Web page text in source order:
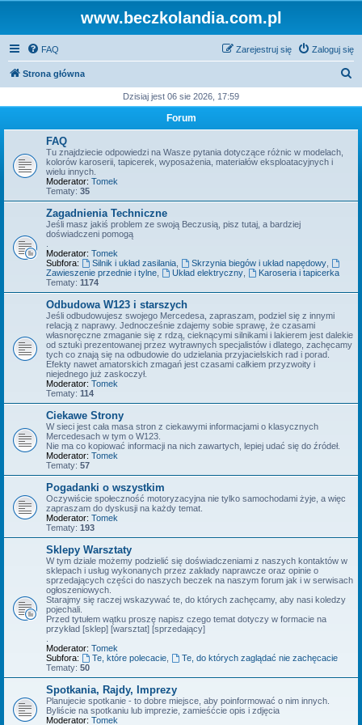
www.beczkolandia.com.pl
FAQ Zaloguj się
Zarejestruj się
Strona główna
k
Dzisiaj jest 06 sie 2026, 17:59
Forum
FAQ
Tu znajdziecie odpowiedzi na Wasze pytania dotyczące różnic w modelach,
kolorów karoserii, tapicerek, wyposażenia, materiałów eksploatacyjnych i
wielu innych.
Moderator: Tomek
Tematy: 35
Zagadnienia Techniczne
Jeśli masz jakiś problem ze swoją Beczusią, pisz tutaj, a bardziej
doświadczeni pomogą
Moderator: Tomek
Subfora:
Silnik i układ zasilania, Skrzynia biegów i układ napędowy,
Zawieszenie przednie i tylne
Układ elektryczny,
Karoseria i tapicerka
Tematy: 1174
Odbudowa W123 i starszych
Jeśli odbudowujesz swojego Mercedesa, zapraszam, podziel się z innymi
relacją z naprawy. Jednocześnie zdajemy sobie sprawę, że czasami
własnoręczne zmaganie się z rdzą, cieknącymi silnikami i lakierem jest dalekie
od sztuki prezentowanej przez wytrawnych specjalistów i dlatego, zachęcamy
tych co znają się na odbudowie do udzielania przyjacielskich rad i porad.
Efekty nawet amatorskich zmagań jest czasami całkiem przyzwoity i
niejednego już zaskoczył.
Moderator: Tomek
Tematy: 114
Ciekawe Strony
W sieci jest cała masa stron z ciekawymi informacjami o klasycznych
Mercedesach w tym o W123.
Nie ma co kopiować informacji na nich zawartych, lepiej udać się do źródeł.
Moderator: Tomek
Tematy: 57
Pogadanki o wszystkim
Oczywiście społeczność motoryzacyjna nie tylko samochodami żyje, a więc
zapraszam do dyskusji na każdy temat.
Moderator: Tomek
Tematy: 193
Sklepy Warsztaty
W tym dziale możemy podzielić się doświadczeniami z naszych kontaktów w
sklepach i usług wykonanych przez zakłady naprawcze oraz opinie o
sprzedających części do naszych beczek na naszym forum jak i w serwisach
ogłoszeniowych.
Starajmy się raczej wskazywać te, do których zachęcamy, aby nasi koledzy
pojechali.
Przed tytułem wątku proszę napisz czego temat dotyczy w formacie na
przykład [sklep] [warsztat] [sprzedający]
Moderator: Tomek
Subfora:
Te, które polecacie,
Te, do których zaglądać nie zachęcacie
Tematy: 50
Spotkania, Rajdy, Imprezy
Planujecie spotkanie - to dobre miejsce, aby poinformować o nim innych.
Byliście na spotkaniu lub imprezie, zamieśćcie opis i zdjęcia
Moderator: Tomek